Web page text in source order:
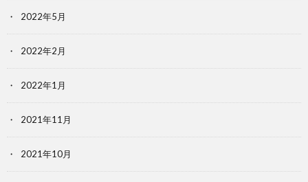
2022年5月
2022年2月
2022年1月
2021年11月
2021年10月